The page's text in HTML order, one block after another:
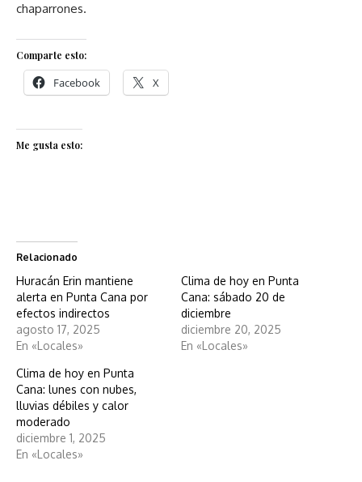
chaparrones.
Comparte esto:
Facebook X
Me gusta esto:
Relacionado
Huracán Erin mantiene
alerta en Punta Cana por
efectos indirectos
agosto 17, 2025
En «Locales»
Clima de hoy en Punta
Cana: sábado 20 de
diciembre
diciembre 20, 2025
En «Locales»
Clima de hoy en Punta
Cana: lunes con nubes,
lluvias débiles y calor
moderado
diciembre 1, 2025
En «Locales»